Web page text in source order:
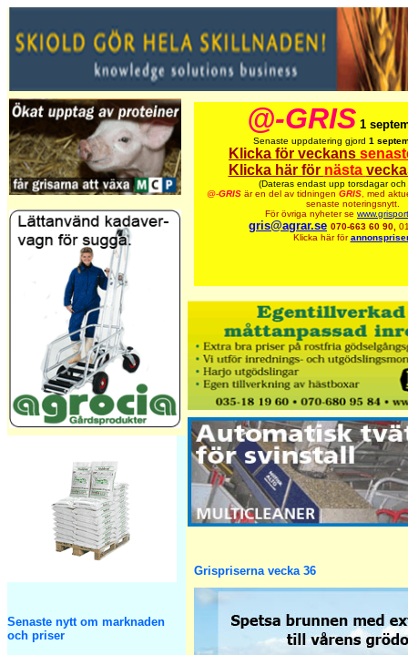
@-GRIS 1
Senaste uppdatering gjord 1
Klicka för veckans
Klicka här för nästa
(Dateras endast upp torsdagar och
@-GRIS är en del av tidningen GRIS, med
senaste noteringsnytt.
För övriga nyheter se
gris@agrar.se 070-663 60 90,
Klicka här för
Senaste nytt om marknaden
och priser
Grispriserna vecka 36